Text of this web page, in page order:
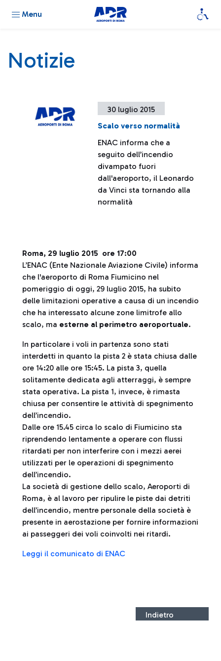
Menu
Notizie
30 luglio 2015
Scalo verso normalità
ENAC informa che a
seguito dell’incendio
divampato fuori
dall'aeroporto, il Leonardo
da Vinci sta tornando alla
normalità
Roma, 29 luglio 2015 ore 17:00
L’ENAC (Ente Nazionale Aviazione Civile) informa
che l'aeroporto di Roma Fiumicino nel
pomeriggio di oggi, 29 luglio 2015, ha subito
delle limitazioni operative a causa di un incendio
che ha interessato alcune zone limitrofe allo
scalo, ma esterne al perimetro aeroportuale.
In particolare i voli in partenza sono stati
interdetti in quanto la pista 2 è stata chiusa dalle
ore 14:20 alle ore 15:45. La pista 3, quella
solitamente dedicata agli atterraggi, è sempre
stata operativa. La pista 1, invece, è rimasta
chiusa per consentire le attività di spegnimento
dell’incendio.
Dalle ore 15.45 circa lo scalo di Fiumicino sta
riprendendo lentamente a operare con flussi
ritardati per non interferire con i mezzi aerei
utilizzati per le operazioni di spegnimento
dell’incendio.
La società di gestione dello scalo, Aeroporti di
Roma, è al lavoro per ripulire le piste dai detriti
dell’incendio, mentre personale della società è
presente in aerostazione per fornire informazioni
ai passeggeri dei voli coinvolti nei ritardi.
Leggi il comunicato di ENAC
Indietro